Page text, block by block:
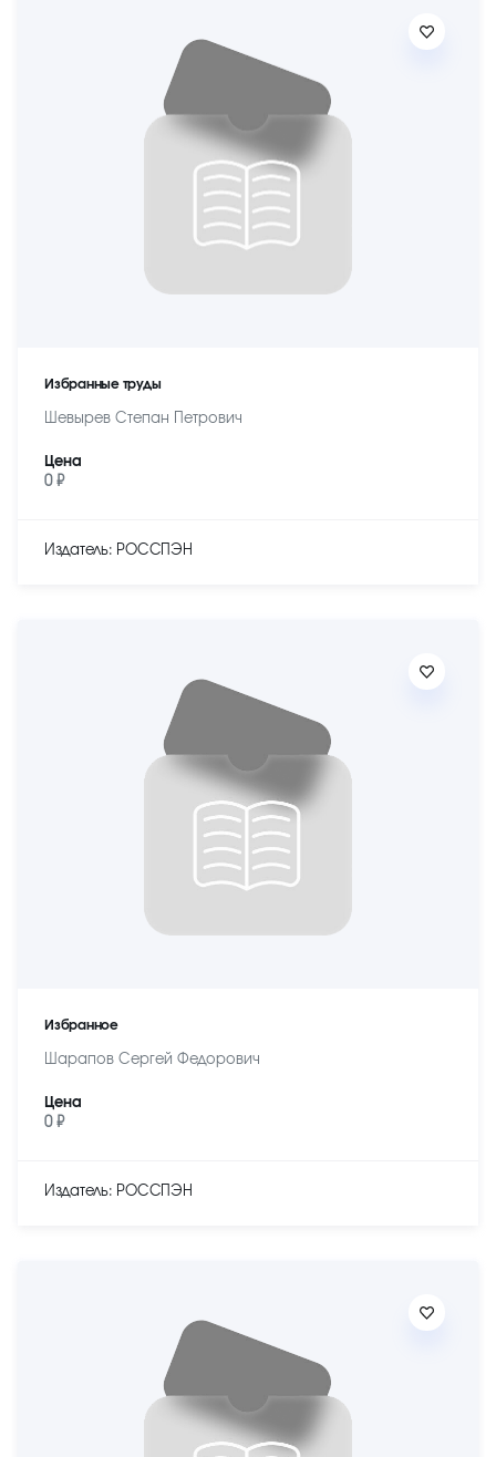
Избранные труды
Шевырев Степан Петрович
Цена
0 ₽
Издатель: РОССПЭН
Избранное
Шарапов Сергей Федорович
Цена
0 ₽
Издатель: РОССПЭН